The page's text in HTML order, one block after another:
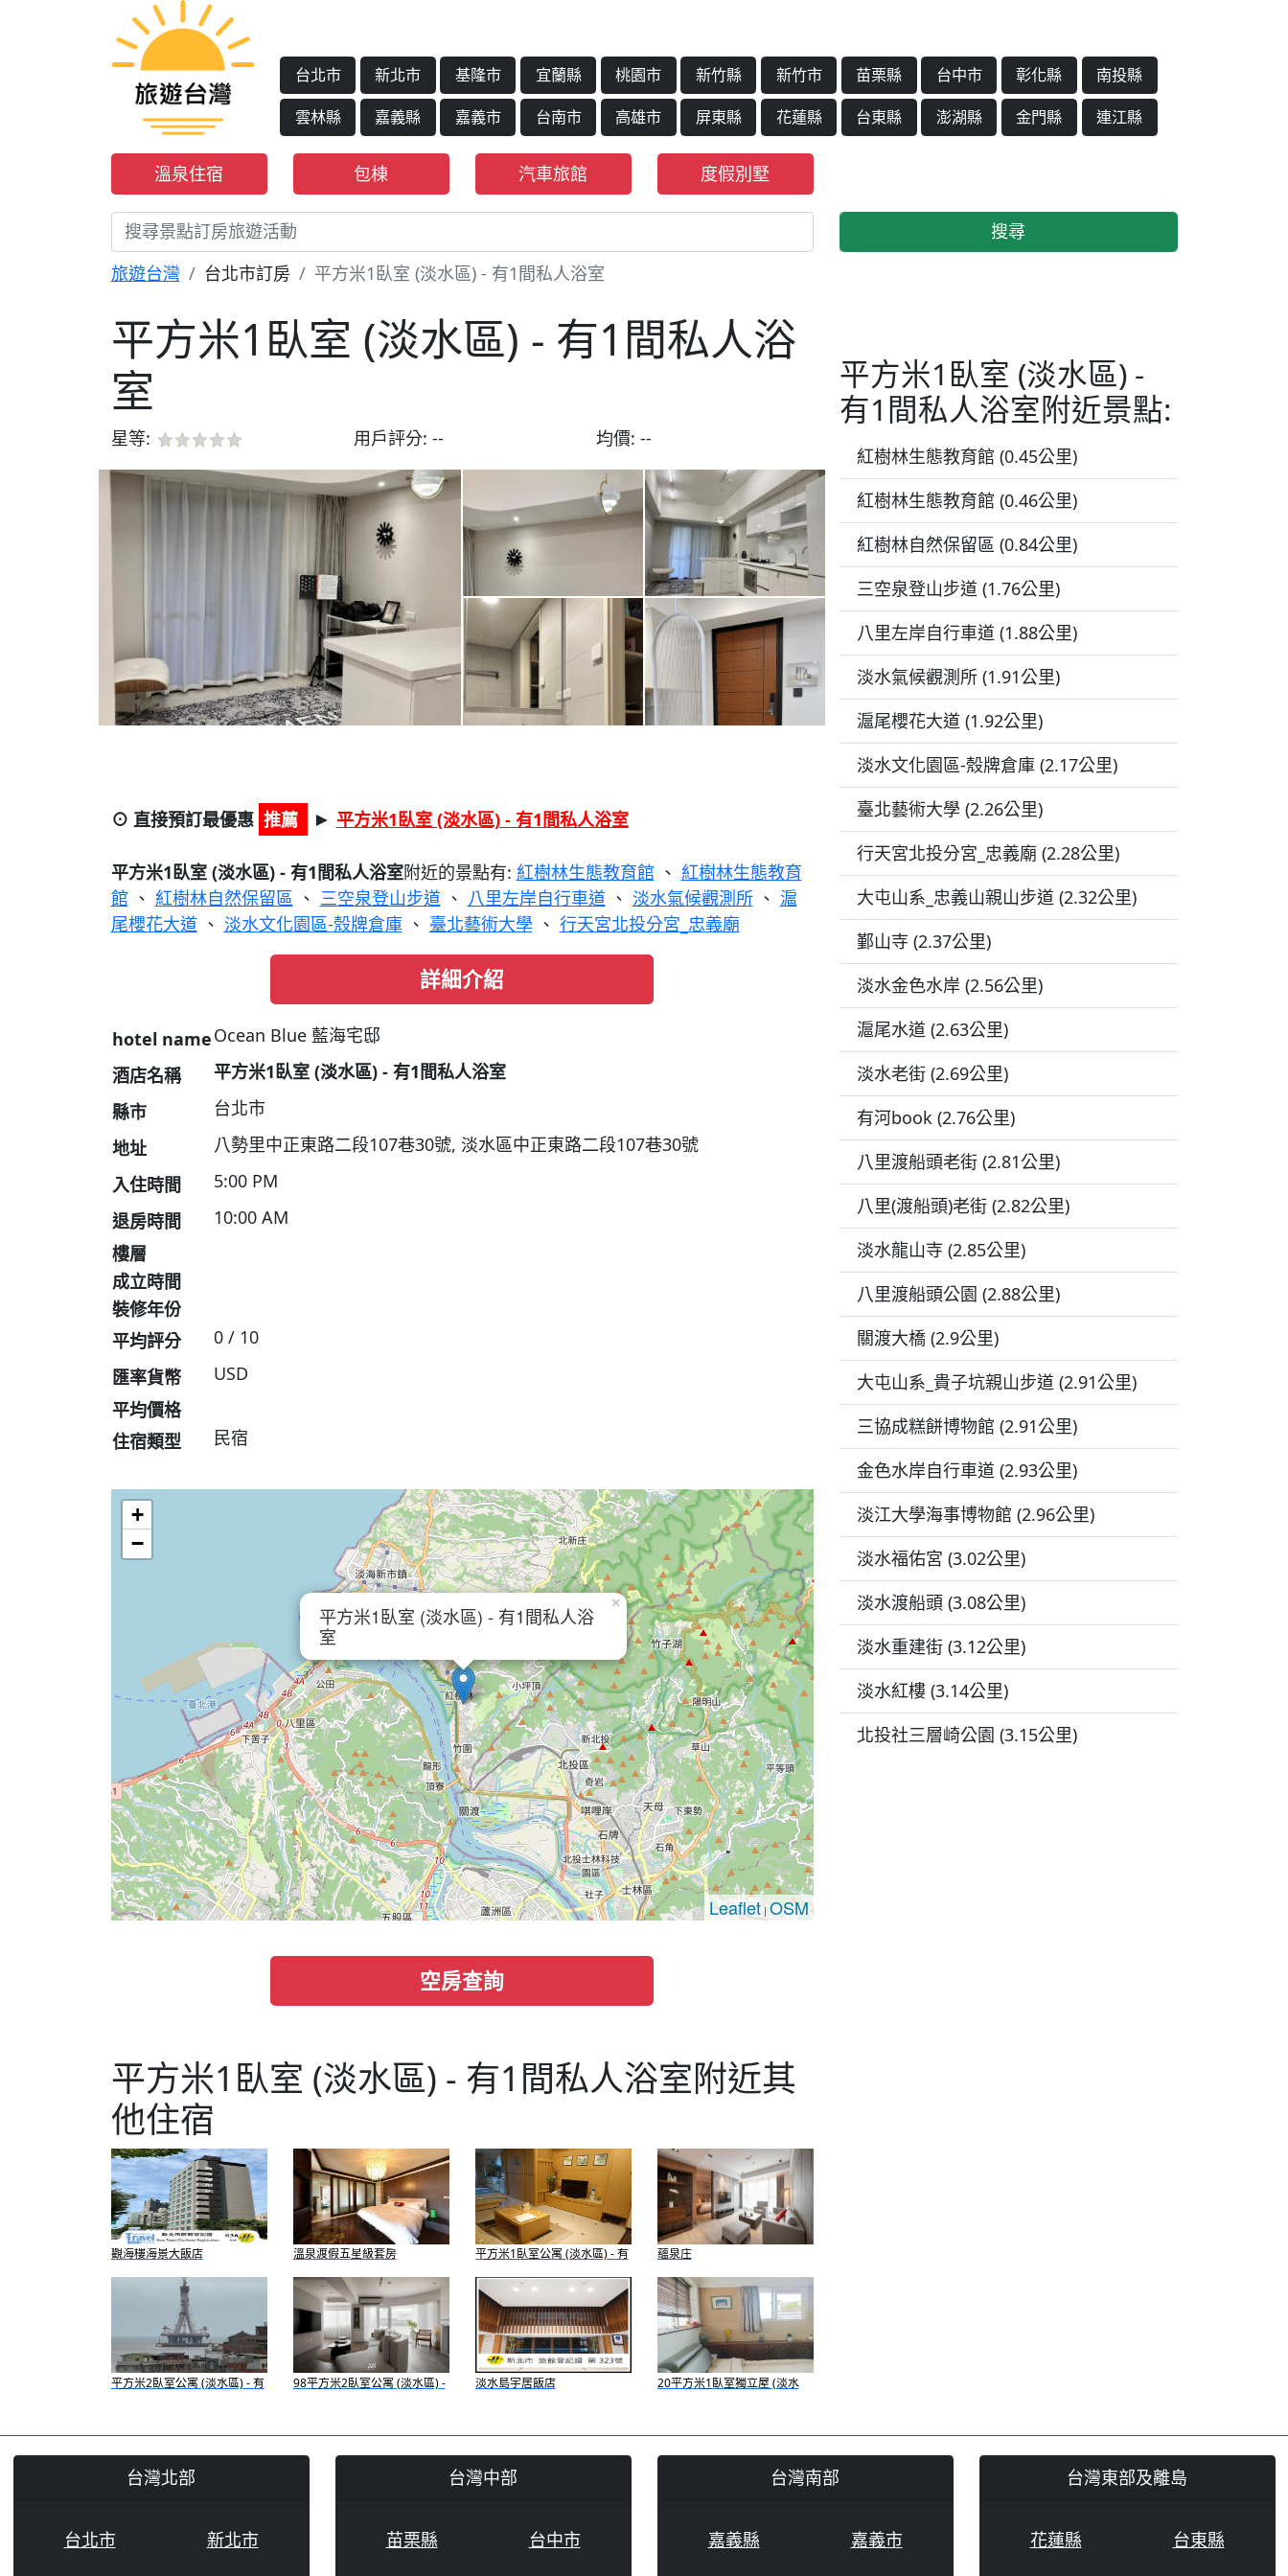
台北市 新北市 基隆市 宜蘭縣 桃園市 新竹縣 新竹市 苗栗縣 台中市 彰化縣
南投縣
雲林縣
嘉義縣 嘉義市 台南市 高雄市 屏東縣 花蓮縣 台東縣 澎湖縣 金門縣 連江縣
溫泉住宿 包棟 汽車旅館 度假別墅
搜尋
旅遊台灣
台北市訂房 平方米1臥室 (淡水區) - 有1間私人浴室
平方米1臥室 (淡水區) - 有1間私人浴
室
星等: 用戶評分: -- 均價:--
⊙ 直接預訂最優惠 推薦 ► 平方米1臥室 (淡水區) - 有1間私人浴室
平方米1臥室 (淡水區) - 有1間私人浴室附近的景點有: 紅樹林生態教育館 、 紅樹林生態教育
館 、 紅樹林自然保留區 、 三空泉登山步道 、 八里左岸自行車道 、 淡水氣候觀測所、 滬
尾櫻花大道 、 淡水文化園區-殼牌倉庫、 臺北藝術大學 、 行天宮北投分宮_忠義廟
詳細介紹
hotel nameOcean Blue 藍海宅邸
酒店名稱
平方米1臥室 (淡水區) - 有1間私人浴室
縣市
台北市
地址
八勢里中正東路二段107巷30號, 淡水區中正東路二段107巷30號
入住時間
5:00 PM
退房時間
10:00 AM
樓層
成立時間
裝修年份
平均評分
0 / 10
匯率貨幣
USD
平均價格
住宿類型
民宿
平方米1臥室 (淡水區) - 有1間私人浴
室
×
+
−
Leaflet|OSM
空房查詢
平方米1臥室 (淡水區) - 有1間私人浴室附近其
他住宿
觀海樓海景大飯店 溫泉渡假五星級套房 平方米1臥室公寓 (淡水區) - 有
1間私人浴室
蘊泉庄
平方米2臥室公寓 (淡水區) - 有
1間私人浴室
98平方米2臥室公寓 (淡水區) -
有2間私人浴室
淡水島宇居飯店 20平方米1臥室獨立屋 (淡水
區) - 有1間私人浴室
平方米1臥室 (淡水區) -
有1間私人浴室附近景點:
紅樹林生態教育館 (0.45公里)
紅樹林生態教育館 (0.46公里)
紅樹林自然保留區 (0.84公里)
三空泉登山步道 (1.76公里)
八里左岸自行車道 (1.88公里)
淡水氣候觀測所 (1.91公里)
滬尾櫻花大道 (1.92公里)
淡水文化園區-殼牌倉庫 (2.17公里)
臺北藝術大學 (2.26公里)
行天宮北投分宮_忠義廟 (2.28公里)
大屯山系_忠義山親山步道 (2.32公里)
鄞山寺 (2.37公里)
淡水金色水岸 (2.56公里)
滬尾水道 (2.63公里)
淡水老街 (2.69公里)
有河book (2.76公里)
八里渡船頭老街 (2.81公里)
八里(渡船頭)老街 (2.82公里)
淡水龍山寺 (2.85公里)
八里渡船頭公園 (2.88公里)
關渡大橋 (2.9公里)
大屯山系_貴子坑親山步道 (2.91公里)
三協成糕餅博物館 (2.91公里)
金色水岸自行車道 (2.93公里)
淡江大學海事博物館 (2.96公里)
淡水福佑宮 (3.02公里)
淡水渡船頭 (3.08公里)
淡水重建街 (3.12公里)
淡水紅樓 (3.14公里)
北投社三層崎公園 (3.15公里)
台灣北部
台北市
新北市
台灣中部
苗栗縣
台中市
台灣南部
嘉義縣
嘉義市
台灣東部及離島
花蓮縣
台東縣